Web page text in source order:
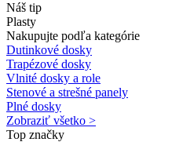
Náš tip
Plasty
Nakupujte podľa kategórie
Dutinkové dosky
Trapézové dosky
Vlnité dosky a role
Stenové a strešné panely
Plné dosky
Zobraziť všetko >
Top značky